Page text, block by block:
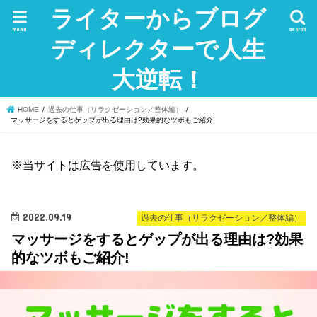
ライターからブログ
ディレクターで人生
大逆転！
search
menu
HOME
過去の仕事（リラクゼーション／整体編）
マッサージをするとゲップが出る理由は?効果的なツボもご紹介!
※当サイトは広告を使用しています。
過去の仕事（リラクゼーション／整体編）
2022.09.19
マッサージをするとゲップが出る理由は?効果
的なツボもご紹介!